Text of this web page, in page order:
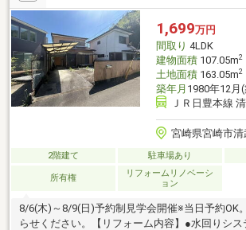
1,699万円
間取り 4LDK
建物面積107.05m2
土地面積163.05m2
築年月 1980年12月
ＪＲ日豊本線
宮崎県宮崎市清
2階建て 駐車場あり
所有権
リフォームリノベーシ
ョン
8/6(木)～8/9(日)予約制見学会開催※当日予約OK
らせください。【リフォーム内容】●水回りシス